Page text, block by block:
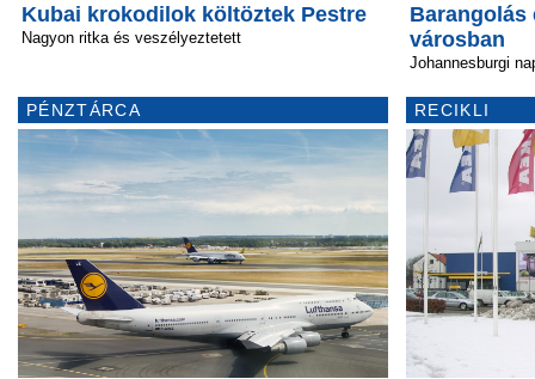
Kubai krokodilok költöztek Pestre
Nagyon ritka és veszélyeztetett
PÉNZTÁRCA
Barangolás
városban
Johannesburgi
RECIKLI